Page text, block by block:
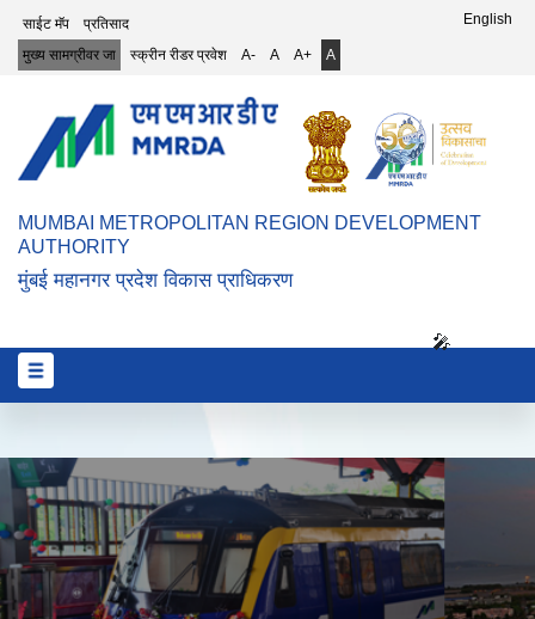
Top Header Menu
साईट मॅप
प्रतिसाद
मुख्य सामग्रीवर जा
स्क्रीन रीडर प्रवेश A- A A+ A
English
MUMBAI METROPOLITAN REGION DEVELOPMENT
AUTHORITY
मुंबई महानगर प्रदेश विकास प्राधिकरण
🎤